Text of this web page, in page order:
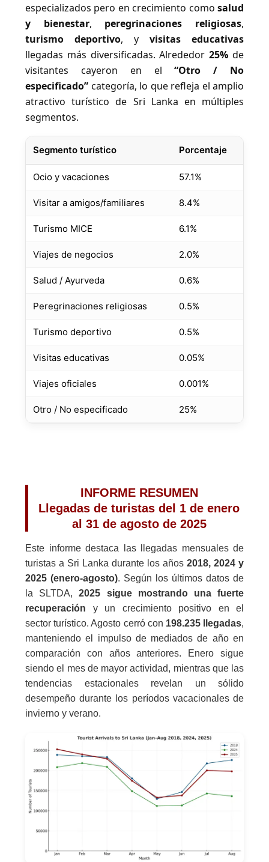
especializados pero en crecimiento como salud
y bienestar, peregrinaciones religiosas,
turismo deportivo, y visitas educativas
llegadas más diversificadas. Alrededor25% de
visitantes cayeron en el“Otro / No
especificado” categoría, lo que refleja el amplio
atractivo turístico de Sri Lanka en múltiples
segmentos.
Segmento turístico Porcentaje
Ocio y vacaciones 57.1%
Visitar a amigos/familiares 8.4%
Turismo MICE 6.1%
Viajes de negocios 2.0%
Salud / Ayurveda 0.6%
Peregrinaciones religiosas 0.5%
Turismo deportivo 0.5%
Visitas educativas 0.05%
Viajes oficiales 0.001%
Otro / No especificado 25%
INFORME RESUMEN
Llegadas de turistas del 1 de enero
al 31 de agosto de 2025
Este informe destaca las llegadas mensuales de
turistas a Sri Lanka durante los años 2018, 2024 y
2025 (enero-agosto). Según los últimos datos de
la SLTDA,2025 sigue mostrando una fuerte
recuperación y un crecimiento positivo en el
sector turístico. Agosto cerró con 198.235 llegadas,
manteniendo el impulso de mediados de año en
comparación con años anteriores. Enero sigue
siendo el mes de mayor actividad, mientras que las
tendencias estacionales revelan un sólido
desempeño durante los períodos vacacionales de
invierno y verano.